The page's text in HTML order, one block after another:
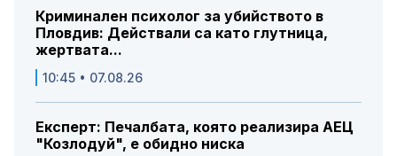
Криминален психолог за убийството в
Пловдив: Действали са като глутница,
жертвата...
10:45 • 07.08.26
Експерт: Печалбата, която реализира АЕЦ
"Козлодуй", е обидно ниска